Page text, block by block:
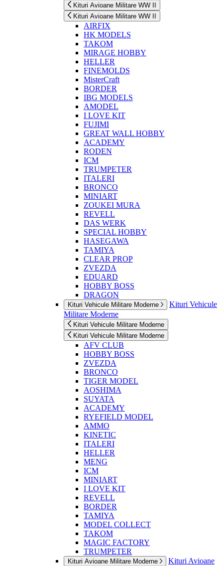
Kituri Avioane Militare WW II
Kituri Avioane Militare WW II
AIRFIX
HK MODELS
TAKOM
MIRAGE HOBBY
HELLER
FINEMOLDS
MisterCraft
BORDER
IBG MODELS
AMODEL
I LOVE KIT
FUJIMI
GREAT WALL HOBBY
ACADEMY
RODEN
ICM
TRUMPETER
ITALERI
BRONCO
MINIART
ZOUKEI MURA
REVELL
DAS WERK
SPECIAL HOBBY
HASEGAWA
TAMIYA
CLEAR PROP
ZVEZDA
EDUARD
HOBBY BOSS
DRAGON
Kituri Vehicule Militare Moderne
Kituri Vehicule
Militare Moderne
Kituri Vehicule Militare Moderne
Kituri Vehicule Militare Moderne
AFV CLUB
HOBBY BOSS
ZVEZDA
BRONCO
TIGER MODEL
AOSHIMA
SUYATA
ACADEMY
RYEFIELD MODEL
AMMO
KINETIC
ITALERI
HELLER
MENG
ICM
MINIART
I LOVE KIT
REVELL
BORDER
TAMIYA
MODEL COLLECT
TAKOM
MAGIC FACTORY
TRUMPETER
Kituri Avioane Militare Moderne
Kituri Avioane